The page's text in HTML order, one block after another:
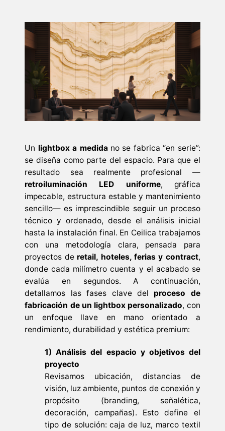
Un lightbox a medidano se fabrica “en serie”:
se diseña como parte del espacio. Para que el
resultado sea realmente profesional —
retroiluminación LED uniforme, gráfica
impecable, estructura estable y mantenimiento
sencillo— es imprescindible seguir un proceso
técnico y ordenado, desde el análisis inicial
hasta la instalación final. En Ceilica trabajamos
con una metodología clara, pensada para
proyectos de retail, hoteles, ferias y contract,
donde cada milímetro cuenta y el acabado se
evalúa en segundos. A continuación,
detallamos las fases clave del proceso de
fabricación de un lightbox personalizado, con
un enfoque llave en mano orientado a
rendimiento, durabilidad y estética premium:
1) Análisis del espacio y objetivos del
proyecto
Revisamos ubicación, distancias de
visión, luz ambiente, puntos de conexión y
propósito (branding, señalética,
decoración, campañas). Esto define el
tipo de solución: caja de luz, marco textil